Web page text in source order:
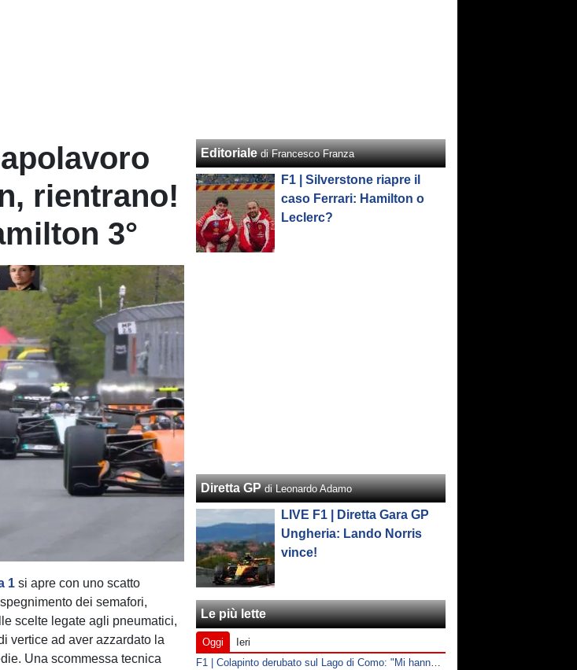
rientrano!
3°
1 si apre con uno scatto
dei semafori,
scelte legate agli pneumatici,
vertice ad aver azzardato la
Una scommessa tecnica
Editoriale di Francesco Franza
F1 | Silverstone riapre il
caso Ferrari: Hamilton o
Leclerc?
Diretta GP di Leonardo Adamo
LIVE F1 | Diretta Gara GP
Ungheria: Lando Norris
vince!
Le più lette
Oggi
Ieri
F1 | Colapinto derubato sul Lago di Como: "Mi hanno rubato tutto"